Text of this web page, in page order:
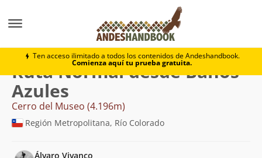
Ten acceso ilimitado a todos los contenidos de Andeshandbook.
Comienza aquí tu prueba gratuita.
Cerro del Museo Normal desde Baños
Ruta Normal desde Baños
Azules
Cerro del Museo (4.196m)
Región Metropolitana, Río Colorado
Álvaro Vivanco